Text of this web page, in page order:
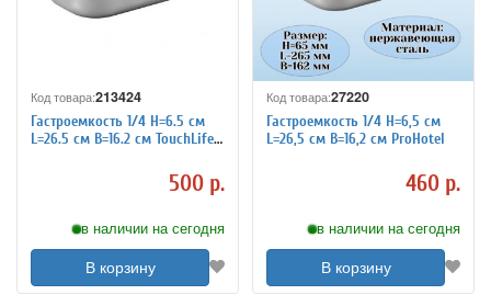
Код товара:213424
Гастроемкость 1/4 H=6.5 см
L=26.5 см B=16.2 см TouchLife
500 р.
в наличии на сегодня
В корзину
Код товара:27220
Гастроемкость 1/4 H=6,5 см
L=26,5 см B=16,2 см ProHotel
460 р.
в наличии на сегодня
В корзину